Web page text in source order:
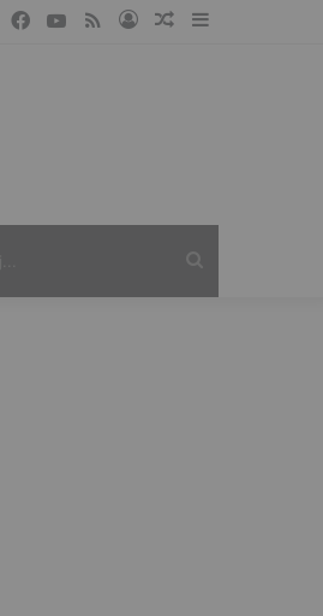
Sidebar
Losowy
Zaloguj
RSS
YouTube
Facebook